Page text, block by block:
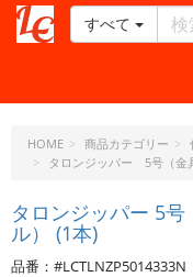
ー
ラ
フ
ド
ッ
ト・
すべて
HOME 商品カテゴリー
タロンジッパー 5号（金
タロンジッパー 5
ル） (1本)
品番：#LCTLNZP5014333N